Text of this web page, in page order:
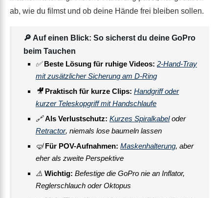
ab, wie du filmst und ob deine Hände frei bleiben sollen.
🔎 Auf einen Blick: So sicherst du deine GoPro
beim Tauchen
✅Beste Lösung für ruhige Videos: 2-Hand-Tray
mit zusätzlicher Sicherung am D-Ring
🎥 Praktisch für kurze Clips: Handgriff oder
kurzer Teleskopgriff mit Handschlaufe
🔗Als Verlustschutz: Kurzes Spiralkabeloder
Retractor, niemals lose baumeln lassen
🤿Für POV-Aufnahmen: Maskenhalterung, aber
eher als zweite Perspektive
⚠️ Wichtig: Befestige die GoPro nie an Inflator,
Reglerschlauch oder Oktopus